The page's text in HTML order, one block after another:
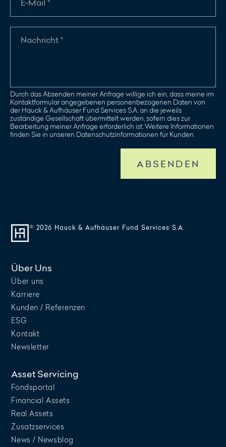
Durch das Absenden meiner Anfrage willige ich ein, dass meine im
Kontaktformular angegebenen personenbezogenen Daten von
der Hauck & Aufhäuser Fund Services S.A. an die jeweils
zuständige Gesellschaft übermittelt werden, sofern dies zur
Bearbeitung meiner Anfrage erforderlich ist. Weitere Informationen
finden Sie in unseren Datenschutzinformationen für Kunden.
ABSENDEN
© 2026 Hauck & Aufhäuser Fund Services S.A.
Über Uns
Über uns
Karriere
Kunden / Referenzen
ESG
Kontakt
Newsletter
Asset Servicing
Fondsportal
Financial Assets
Real Assets
Zusatzservices
News / Newsblog